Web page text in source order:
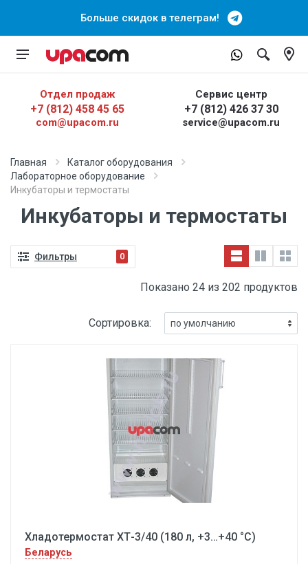
Больше скидок в телеграм!
Отдел продаж
+7 (812) 458 45 65
com@upacom.ru
Сервис центр
+7 (812) 426 37 30
service@upacom.ru
Главная
Каталог оборудования
Лабораторное оборудование
Инкубаторы и термостаты
Инкубаторы и термостаты
Фильтры 0
Показано 24 из 202 продуктов
Сортировка:
Хладотермостат ХТ-3/40 (180 л, +3…+40 °С)
Беларусь